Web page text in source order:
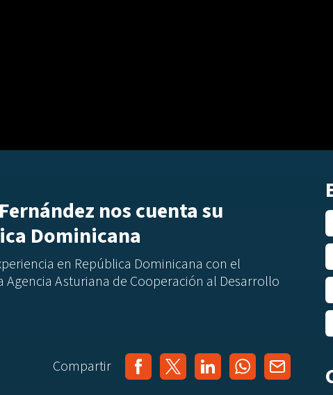
nos cuenta su
Dominicana
en República Dominicana con el
Asturiana de Cooperación al Desarrollo
Compartir